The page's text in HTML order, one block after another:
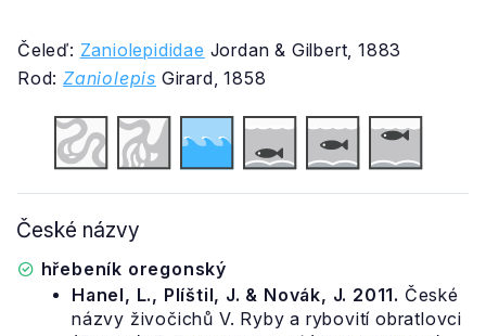
Čeleď: Zaniolepididae Jordan & Gilbert, 1883
Rod: Zaniolepis Girard, 1858
České názvy
hřebeník oregonský
Hanel, L., Plíštil, J. & Novák, J. 2011. České
názvy živočichů V. Ryby a rybovití obratlovci